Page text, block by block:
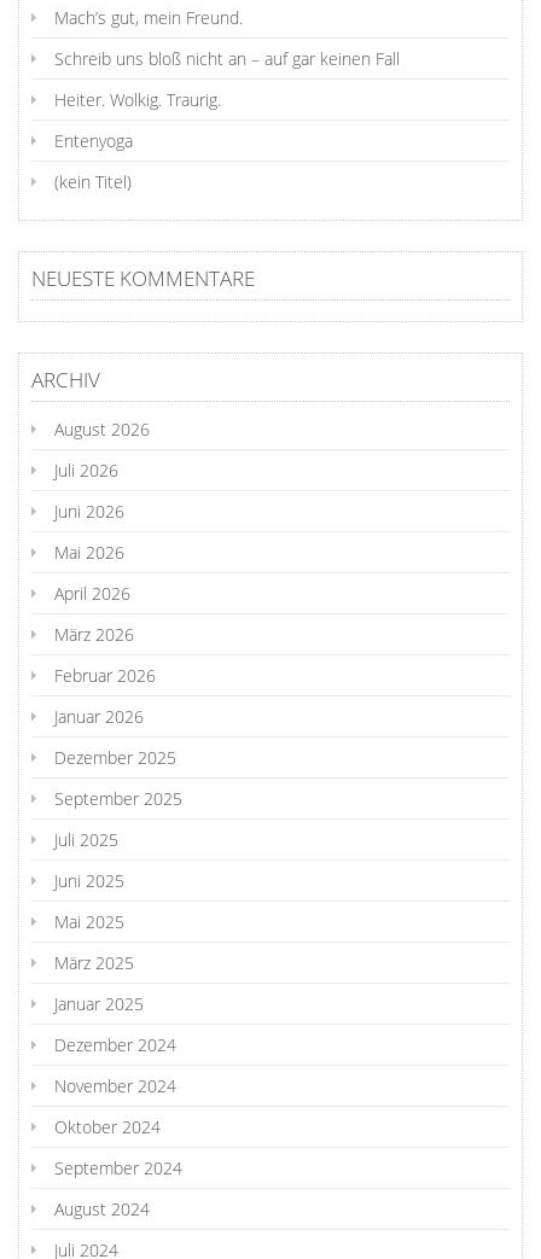
Mach’s gut, mein Freund.
Schreib uns bloß nicht an – auf gar keinen Fall
Heiter. Wolkig. Traurig.
Entenyoga
(kein Titel)
NEUESTE KOMMENTARE
ARCHIV
August 2026
Juli 2026
Juni 2026
Mai 2026
April 2026
März 2026
Februar 2026
Januar 2026
Dezember 2025
September 2025
Juli 2025
Juni 2025
Mai 2025
März 2025
Januar 2025
Dezember 2024
November 2024
Oktober 2024
September 2024
August 2024
Juli 2024